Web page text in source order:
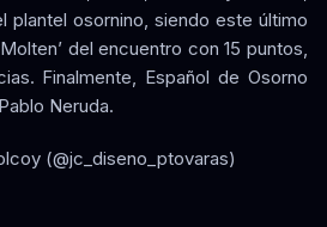
plantel osornino, siendo este último
del encuentro con 15 puntos,
Finalmente, Español de Osorno
Neruda.
(@jc_diseno_ptovaras)